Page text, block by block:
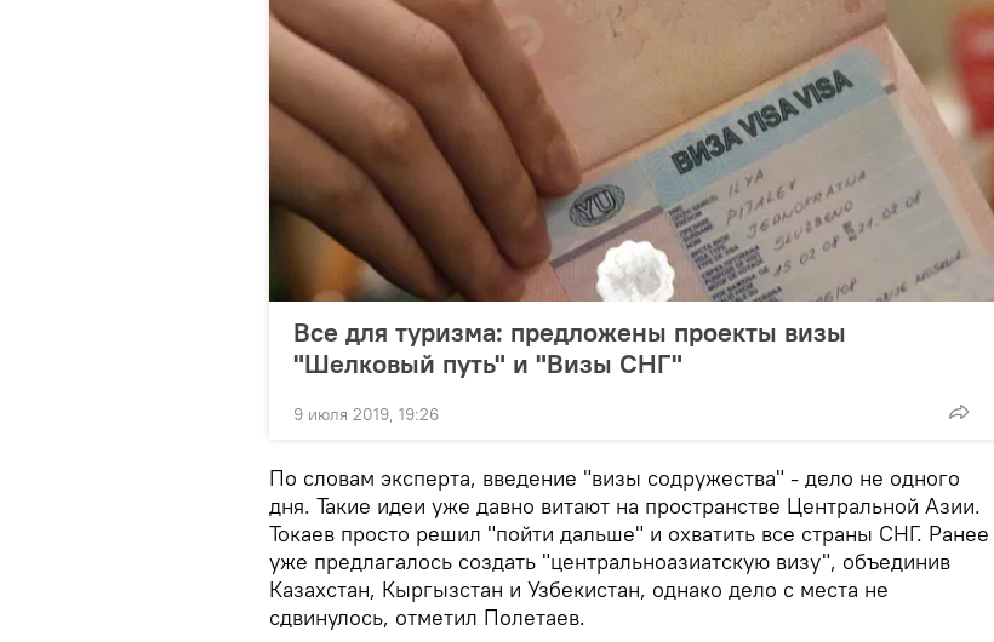
Все для туризма: предложены проекты визы
"Шелковый путь" и "Визы СНГ"
9 июля 2019, 19:26
По словам эксперта, введение "визы содружества" - дело не одного
дня. Такие идеи уже давно витают на пространстве Центральной Азии.
Токаев просто решил "пойти дальше" и охватить все страны СНГ. Ранее
уже предлагалось создать "центральноазиатскую визу", объединив
Казахстан, Кыргызстан и Узбекистан, однако дело с места не
сдвинулось, отметил Полетаев.